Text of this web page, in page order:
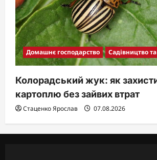
Домашнє господарство Садівництво
Колорадський жук: як
картоплю без зайвих втрат
Стаценко Ярослав 07.08.2026